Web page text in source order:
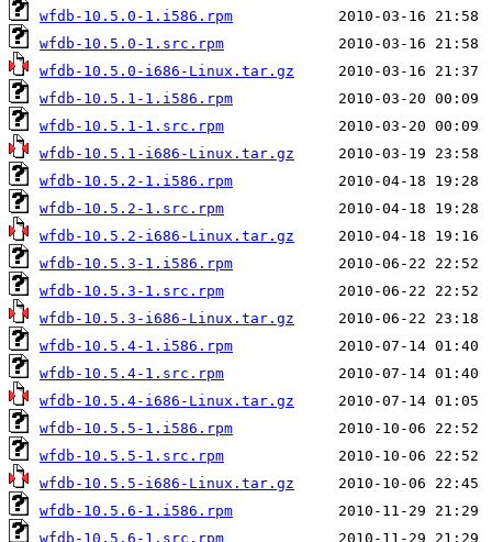
wfdb-10.5.0-1.i586.rpm
wfdb-10.5.0-1.src.rpm
wfdb-10.5.0-i686-Linux.tar.gz
wfdb-10.5.1-1.i586.rpm
wfdb-10.5.1-1.src.rpm
wfdb-10.5.1-i686-Linux.tar.gz
wfdb-10.5.2-1.i586.rpm
wfdb-10.5.2-1.src.rpm
wfdb-10.5.2-i686-Linux.tar.gz
wfdb-10.5.3-1.i586.rpm
wfdb-10.5.3-1.src.rpm
wfdb-10.5.3-i686-Linux.tar.gz
wfdb-10.5.4-1.i586.rpm
wfdb-10.5.4-1.src.rpm
wfdb-10.5.4-i686-Linux.tar.gz
wfdb-10.5.5-1.i586.rpm
wfdb-10.5.5-1.src.rpm
wfdb-10.5.5-i686-Linux.tar.gz
wfdb-10.5.6-1.i586.rpm
wfdb-10.5.6-1.src.rpm